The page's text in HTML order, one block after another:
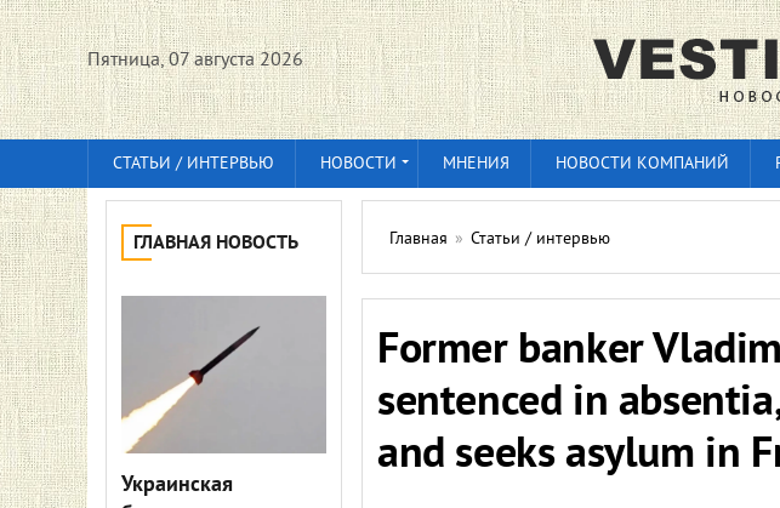
Пятница, 07 августа 2026
СТАТЬИ / ИНТЕРВЬЮ НОВОСТИ МНЕНИЯ НОВОСТИ КОМПАНИЙ
ГЛАВНАЯ НОВОСТЬ
Украинская
Главная » Статьи / интервью
Former banker
sentenced in
and seeks asylum in